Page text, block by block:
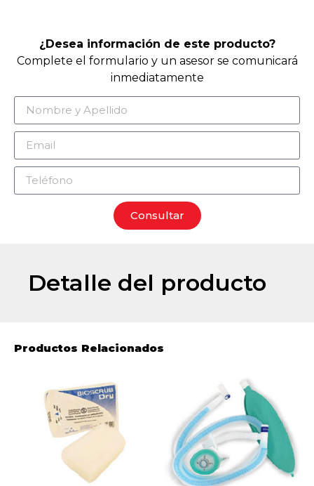
¿Desea información de este producto?
Complete el formulario y un asesor se comunicará
inmediatamente
Consultar
Detalle del producto
Productos Relacionados